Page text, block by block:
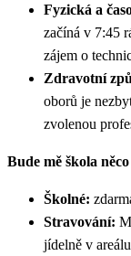
Fyzická a
začíná v 7:45
zájem o
Zdravotní
oborů je
zvolenou
Bude mě škola
Školné:
Stravování:
jídelně v